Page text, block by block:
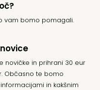
vam bomo pomagali.
novičke in prihrani 30 eur
Občasno te bomo
in kakšnim